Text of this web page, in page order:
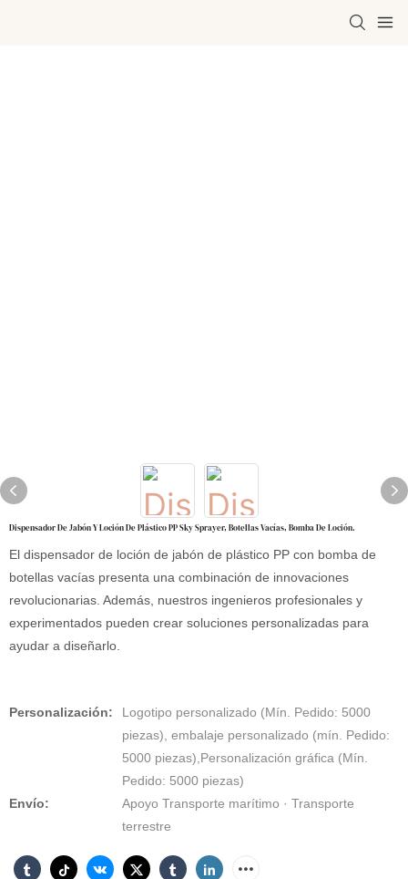
Dispensador De Jabón Y Loción De Plástico PP Sky Sprayer, Botellas Vacías, Bomba De Loción.
El dispensador de loción de jabón de plástico PP con bomba de
botellas vacías presenta una combinación de innovaciones
revolucionarias. Además, nuestros ingenieros profesionales y
experimentados pueden crear soluciones personalizadas para
ayudar a diseñarlo.
Personalización:
Logotipo personalizado (Mín. Pedido: 5000
piezas), embalaje personalizado (mín. Pedido:
5000 piezas),Personalización gráfica (Mín.
Pedido: 5000 piezas)
Envío:
Apoyo Transporte marítimo · Transporte
terrestre